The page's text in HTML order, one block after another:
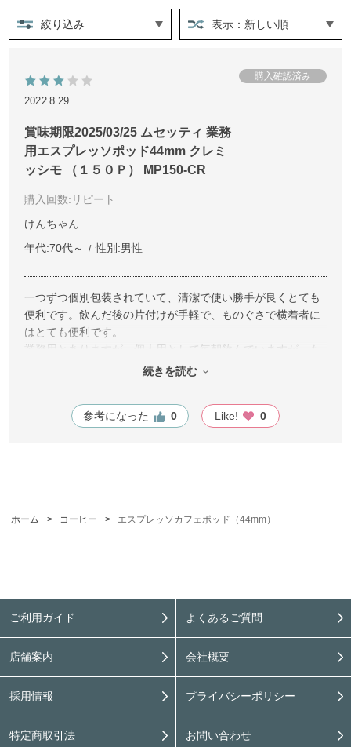
絞り込み 表示：新しい順
2022.8.29
賞味期限2025/03/25 ムセッティ 業務
用エスプレッソポッド44mm クレミ
ッシモ （１５０Ｐ） MP150-CR
購入回数:リピート
けんちゃん
年代:70代～ 性別:男性
一つずつ個別包装されていて、清潔で使い勝手が良くとても
便利です。飲んだ後の片付けが手軽で、ものぐさで横着者に
はとても便利です。
業務用とありますが、個人用として毎朝飲んでいますが、も
う少し安ければ有り難いです。
ませんね。
続きを読む
参考になった 0 Like! 0
ホーム > コーヒー > エスプレッソカフェポッド（44mm）
ご利用ガイド よくあるご質問
店舗案内 会社概要
採用情報 プライバシーポリシー
特定商取引法 お問い合わせ